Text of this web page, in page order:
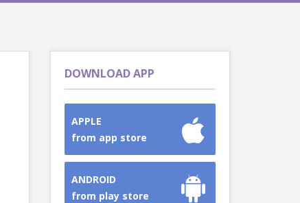
DOWNLOAD APP
APPLE
from app store
ANDROID
from play store